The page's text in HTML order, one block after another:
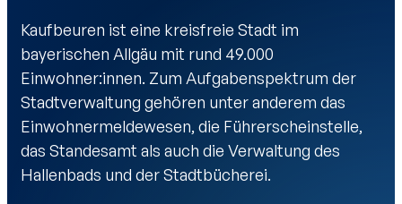
Kaufbeuren ist eine kreisfreie Stadt im
bayerischen Allgäu mit rund 49.000
Einwohner:innen. Zum Aufgabenspektrum der
Stadtverwaltung gehören unter anderem das
Einwohnermeldewesen, die Führerscheinstelle,
das Standesamt als auch die Verwaltung des
Hallenbads und der Stadtbücherei.